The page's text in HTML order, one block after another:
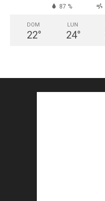
87 %
DOM
22°
LUN
24°